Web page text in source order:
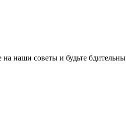
наши советы и будьте бдительны